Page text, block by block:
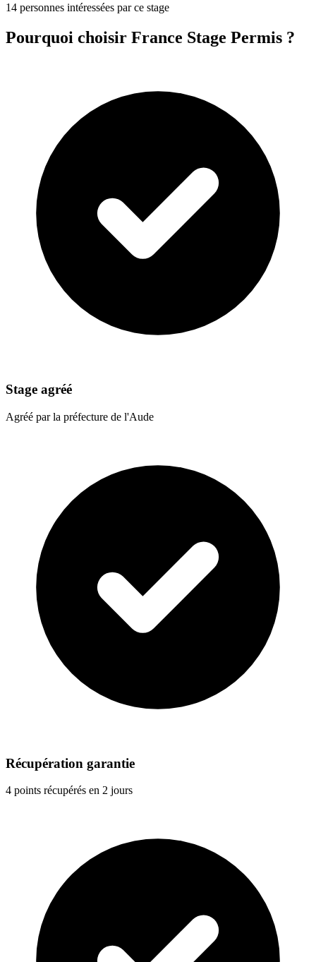
14 personnes intéressées par ce stage
Pourquoi choisir France Stage Permis ?
Stage agréé
Agréé par la préfecture de l'Aude
Récupération garantie
4 points récupérés en 2 jours